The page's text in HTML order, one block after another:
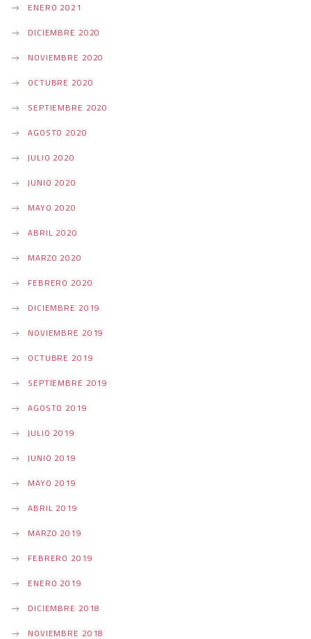
ENERO 2021
DICIEMBRE 2020
NOVIEMBRE 2020
OCTUBRE 2020
SEPTIEMBRE 2020
AGOSTO 2020
JULIO 2020
JUNIO 2020
MAYO 2020
ABRIL 2020
MARZO 2020
FEBRERO 2020
DICIEMBRE 2019
NOVIEMBRE 2019
OCTUBRE 2019
SEPTIEMBRE 2019
AGOSTO 2019
JULIO 2019
JUNIO 2019
MAYO 2019
ABRIL 2019
MARZO 2019
FEBRERO 2019
ENERO 2019
DICIEMBRE 2018
NOVIEMBRE 2018